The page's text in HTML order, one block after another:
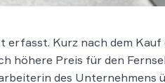
erfasst. Kurz nach dem Kauf
höhere Preis für den
des Unternehmens